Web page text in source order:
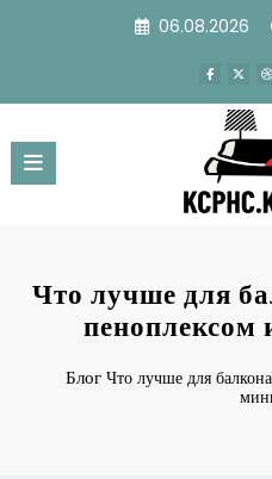
06.08.2026
Что лучше для
пеноплексом
Блог Что лучше для